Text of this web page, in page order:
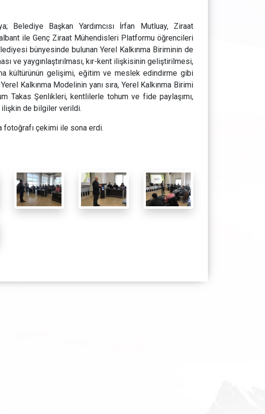
Belediye Başkan Yardımcısı İrfan Mutluay, Ziraat
ile Genç Ziraat Mühendisleri Platformu öğrencileri
bünyesinde bulunan Yerel Kalkınma Biriminin de
ve yaygınlaştırılması, kır-kent ilişkisinin geliştirilmesi,
kültürünün gelişimi, eğitim ve meslek edindirme gibi
Kalkınma Modelinin yanı sıra, Yerel Kalkınma Birimi
Takas Şenlikleri, kentlilerle tohum ve fide paylaşımı,
de bilgiler verildi.
fotoğrafı çekimi ile sona erdi.